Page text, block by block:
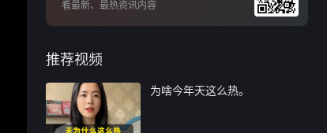
看最新、最热资讯内容
推荐视频
为啥今年天这么热。